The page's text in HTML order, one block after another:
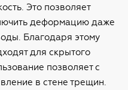
Это позволяет
деформацию даже
Благодаря этому
для скрытого
позволяет с
в стене трещин.